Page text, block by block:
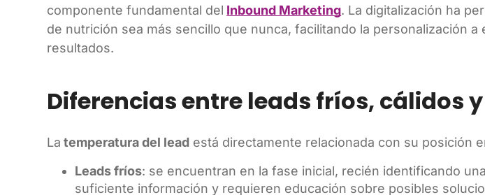
componente fundamental del Inbound Marketing. La digitalización ha
de nutrición sea más sencillo que nunca, facilitando la personalización a
resultados.
Diferencias entre leads fríos, cálidos
La temperatura del lead está directamente relacionada con su posición
Leads fríos: se encuentran en la fase inicial, recién identificando
suficiente información y requieren educación sobre posibles